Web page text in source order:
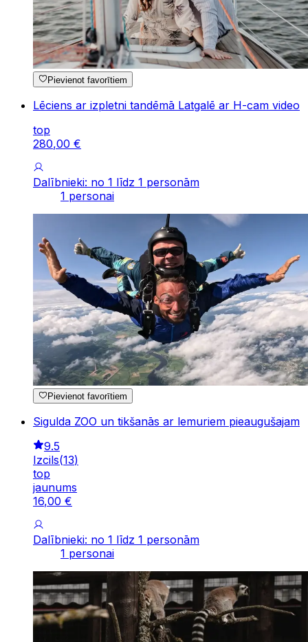
Pievienot favorītiem
Lēciens ar izpletni tandēmā Latgalē ar H-cam video
top
280,00 €
Dalībnieki: no 1 līdz 1 personām
1 personai
Pievienot favorītiem
Sigulda ZOO un tikšanās ar lemuriem pieaugušajam
9.5
Izcils(13)
top
jaunums
16,00 €
Dalībnieki: no 1 līdz 1 personām
1 personai